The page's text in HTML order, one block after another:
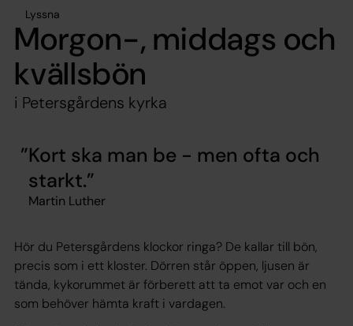
Lyssna
Morgon-, middags och
kvällsbön
i Petersgårdens kyrka
Kort ska man be - men ofta och
starkt.
Martin Luther
Hör du Petersgårdens klockor ringa? De kallar till bön,
precis som i ett kloster. Dörren står öppen, ljusen är
tända, kykorummet är förberett att ta emot var och en
som behöver hämta kraft i vardagen.